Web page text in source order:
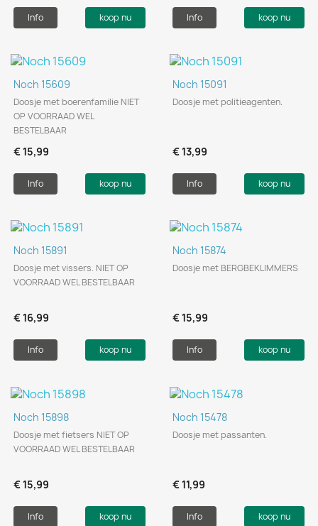
Info koop nu Info koop nu
Noch 15609
Doosje met boerenfamilie NIET
OP VOORRAAD WEL
BESTELBAAR
€ 15,99
Info koop nu
Noch 15091
Doosje met politieagenten.
€ 13,99
Info koop nu
Noch 15891
Doosje met vissers. NIET OP
VOORRAAD WEL BESTELBAAR
€ 16,99
Info koop nu
Noch 15874
Doosje met BERGBEKLIMMERS
€ 15,99
Info koop nu
Noch 15898
Doosje met fietsers NIET OP
VOORRAAD WEL BESTELBAAR
€ 15,99
Info koop nu
Noch 15478
Doosje met passanten.
€ 11,99
Info koop nu